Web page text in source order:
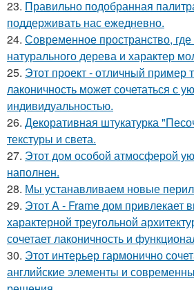
23. Правильно подобранная
поддерживать нас ежедневно.
24. Современное пространство,
натурального дерева и характер
25. Этот проект - отличный пример
лаконичность может сочетаться с
индивидуальностью.
26. Декоративная штукатурка
текстуры и света.
27. Этот дом особой атмосферой
наполнен.
28. Мы устанавливаем новые
29. Этот A - Frame дом привлекает
характерной треугольной
сочетает лаконичность и
30. Этот интерьер гармонично
английские элементы и